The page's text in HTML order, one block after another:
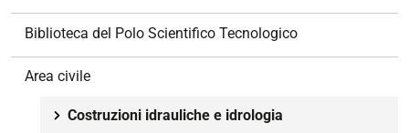
Biblioteca del Polo Scientifico Tecnologico
Area civile
Costruzioni idrauliche e idrologia